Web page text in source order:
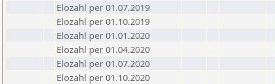
Elozahl per 01.07.2019
Elozahl per 01.10.2019
Elozahl per 01.01.2020
Elozahl per 01.04.2020
Elozahl per 01.07.2020
Elozahl per 01.10.2020